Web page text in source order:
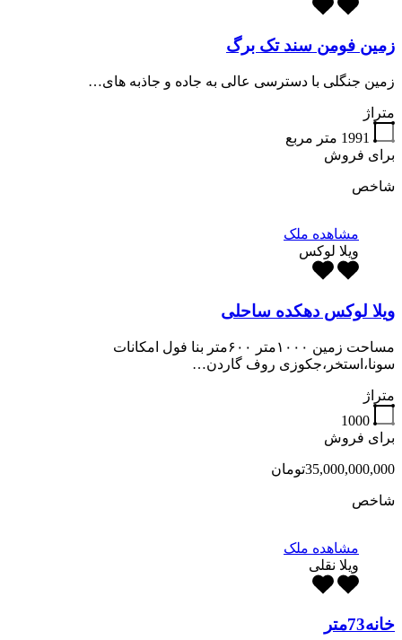
زمین فومن سند تک برگ
زمین جنگلی با دسترسی عالی به جاده و جاذبه های…
متراژ
1991 متر مربع
برای فروش
شاخص
مشاهده ملک
ویلا لوکس
ویلا لوکس دهکده ساحلی
مساحت زمین ۱۰۰۰متر ۶۰۰متر بنا فول امکانات
سونا،استخر،جکوزی روف گاردن…
متراژ
1000
برای فروش
35,000,000,000تومان
شاخص
مشاهده ملک
ویلا نقلی
خانه73متر